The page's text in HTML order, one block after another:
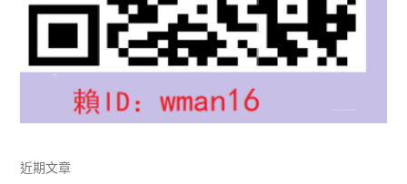
近期文章